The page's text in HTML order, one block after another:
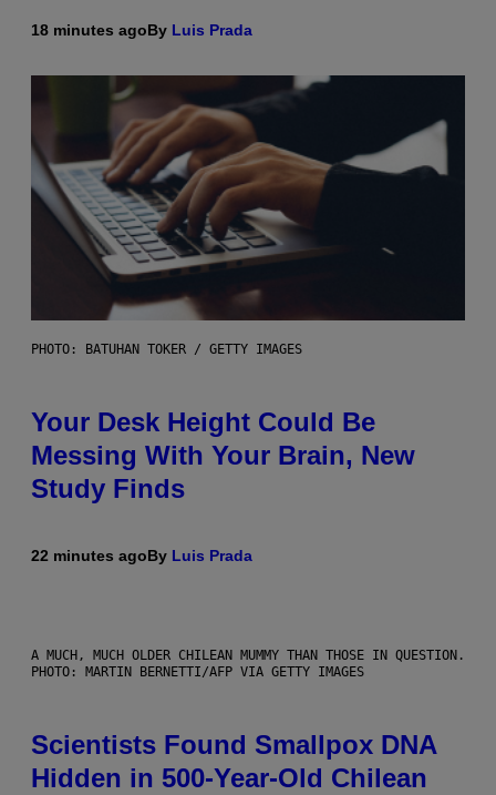
18 minutes agoBy Luis Prada
PHOTO: BATUHAN TOKER / GETTY IMAGES
Your Desk Height Could Be
Messing With Your Brain, New
Study Finds
22 minutes agoBy Luis Prada
A MUCH, MUCH OLDER CHILEAN MUMMY THAN THOSE IN QUESTION.
PHOTO: MARTIN BERNETTI/AFP VIA GETTY IMAGES
Scientists Found Smallpox DNA
Hidden in 500-Year-Old Chilean